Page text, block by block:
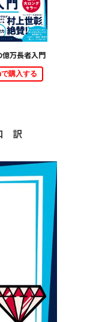
億万長者入門
購入する
訳